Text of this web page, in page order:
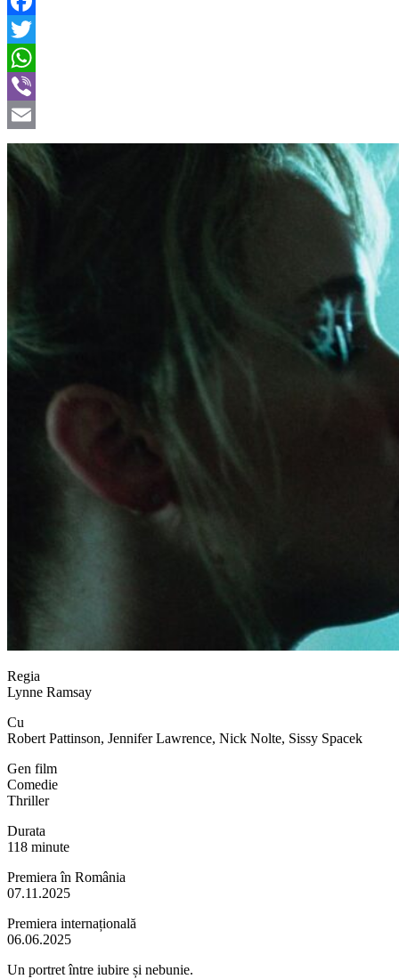
Facebook
Twitter
WhatsApp
Viber
Email
Regia
Lynne Ramsay
Cu
Robert Pattinson, Jennifer Lawrence, Nick Nolte, Sissy Spacek
Gen film
Comedie
Thriller
Durata
118 minute
Premiera în România
07.11.2025
Premiera internațională
06.06.2025
Un portret între iubire și nebunie.